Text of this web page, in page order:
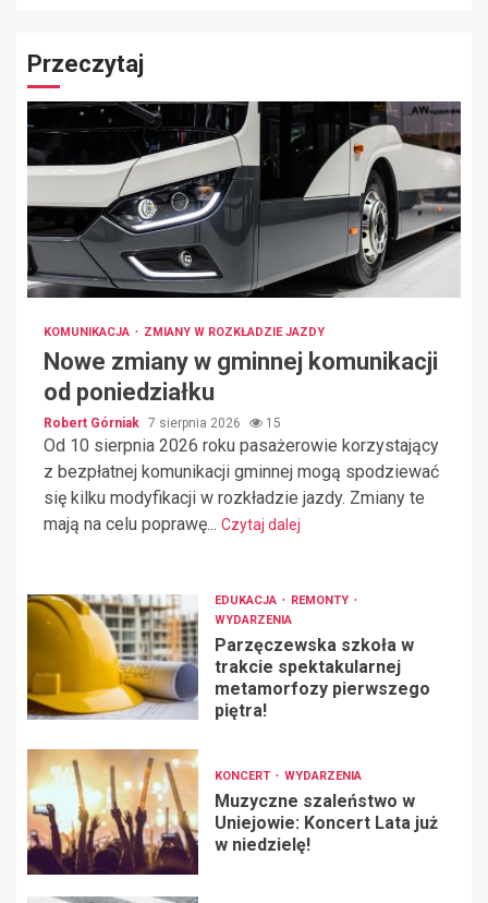
Przeczytaj
KOMUNIKACJA ZMIANY W ROZKŁADZIE JAZDY
Nowe zmiany w gminnej komunikacji
od poniedziałku
Robert Górniak 7 sierpnia 2026 15
Od 10 sierpnia 2026 roku pasażerowie korzystający
z bezpłatnej komunikacji gminnej mogą spodziewać
się kilku modyfikacji w rozkładzie jazdy. Zmiany te
mają na celu poprawę... Czytaj dalej
EDUKACJA
REMONTY
WYDARZENIA
Parzęczewska szkoła w
trakcie spektakularnej
metamorfozy pierwszego
piętra!
KONCERT WYDARZENIA
Muzyczne szaleństwo w
Uniejowie: Koncert Lata już
w niedzielę!